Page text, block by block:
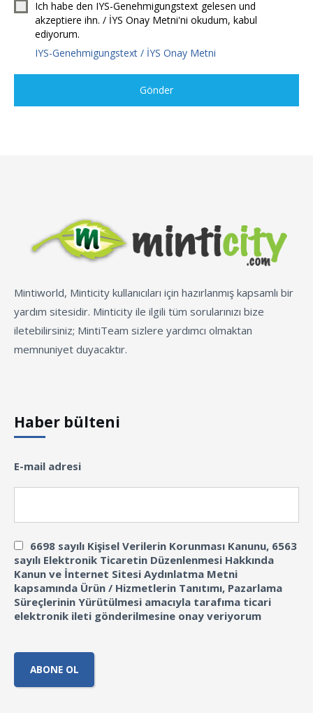
Ich habe den IYS-Genehmigungstext gelesen und
akzeptiere ihn. / İYS Onay Metni'ni okudum, kabul
ediyorum.
IYS-Genehmigungstext / İYS Onay Metni
Gönder
Mintiworld, Minticity kullanıcıları için hazırlanmış kapsamlı bir
yardım sitesidir. Minticity ile ilgili tüm sorularınızı bize
iletebilirsiniz; MintiTeam sizlere yardımcı olmaktan
memnuniyet duyacaktır.
Haber bülteni
E-mail adresi
6698 sayılı Kişisel Verilerin Korunması Kanunu, 6563
sayılı Elektronik Ticaretin Düzenlenmesi Hakkında
Kanun ve İnternet Sitesi Aydınlatma Metni
kapsamında Ürün / Hizmetlerin Tanıtımı, Pazarlama
Süreçlerinin Yürütülmesi amacıyla tarafıma ticari
elektronik ileti gönderilmesine onay veriyorum